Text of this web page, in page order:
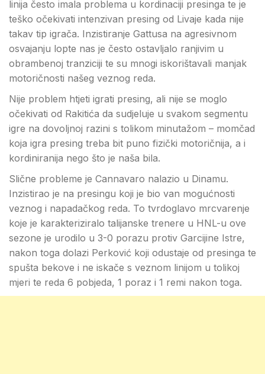
linija često imala problema u kordinaciji presinga te je
teško očekivati intenzivan presing od Livaje kada nije
takav tip igrača. Inzistiranje Gattusa na agresivnom
osvajanju lopte nas je često ostavljalo ranjivim u
obrambenoj tranziciji te su mnogi iskorištavali manjak
motoričnosti našeg veznog reda.
Nije problem htjeti igrati presing, ali nije se moglo
očekivati od Rakitića da sudjeluje u svakom segmentu
igre na dovoljnoj razini s tolikom minutažom – momčad
koja igra presing treba bit puno fizički motoričnija, a i
kordiniranija nego što je naša bila.
Slične probleme je Cannavaro nalazio u Dinamu.
Inzistirao je na presingu koji je bio van mogućnosti
veznog i napadačkog reda. To tvrdoglavo mrcvarenje
koje je karakteriziralo talijanske trenere u HNL-u ove
sezone je urodilo u 3-0 porazu protiv Garcijine Istre,
nakon toga dolazi Perković koji odustaje od presinga te
spušta bekove i ne iskače s veznom linijom u tolikoj
mjeri te reda 6 pobjeda, 1 poraz i 1 remi nakon toga.